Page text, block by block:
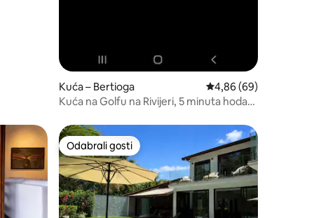
Kuća – Bertioga Prosječna ocjena:
4,86 (69)
Kuća na Golfu na Rivijeri, 5 minuta hoda
Odabrali gosti
Odabrali gosti